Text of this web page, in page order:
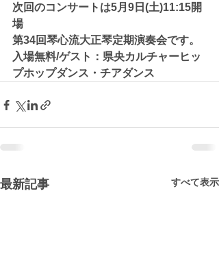
次回のコンサートは5月9日(土)11:15開
場
第34回琴心流大正琴定期演奏会です。
入場無料/ゲスト：県央カルチャーヒッ
プホップダンス・チアダンス
最新記事 すべて表示